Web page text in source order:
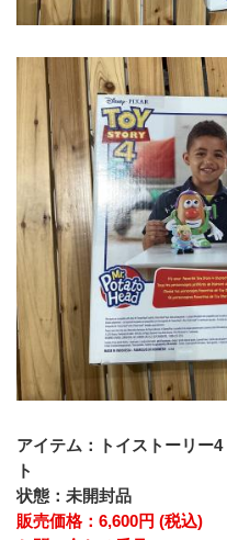
アイテム：トイストーリー
ト
状態：未開封品
販売価格：6,600円 (税込)